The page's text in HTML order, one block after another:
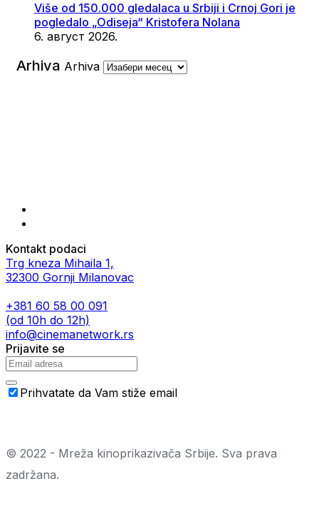
Više od 150.000 gledalaca u Srbiji i Crnoj Gori je
pogledalo „Odiseja“ Kristofera Nolana
6. август 2026.
Arhiva Arhiva
Kontakt podaci
Trg kneza Mihaila 1,
32300 Gornji Milanovac
+381 60 58 00 091
(od 10h do 12h)
info@cinemanetwork.rs
Prijavite se
Prihvatate da Vam stiže email
© 2022 - Mreža kinoprikazivača Srbije. Sva prava
zadržana.